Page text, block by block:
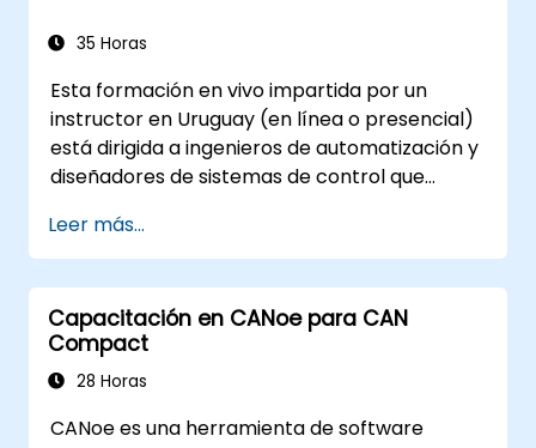
Demostrar competencia en la
proyecto práctico.
35 Horas
Esta formación en vivo impartida por un
instructor en Uruguay (en línea o presencial)
está dirigida a ingenieros de automatización y
diseñadores de sistemas de control que
servicio sistemas Omron Sysmac abarcando
los controladores NJ/NX, redes EtherCAT,
drives servo G5/1S/1SA, HMI de la serie NA y
hardware de seguridad NX.
Leer más...
Capacitación en CANoe para CAN
Compact
28 Horas
CANoe es una herramienta de software